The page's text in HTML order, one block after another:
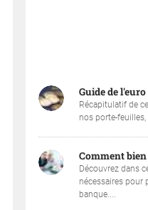
Guide de l'euro
Récapitulatif de
nos porte-feuilles,
Comment
Découvrez dans
nécessaires pour
banque....